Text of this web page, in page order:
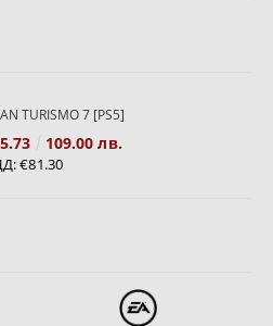
TURISMO 7 [PS5]
109.00 лв.
€81.30